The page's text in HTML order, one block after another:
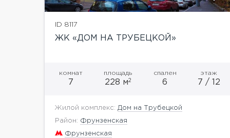
ID 8117
ЖК «ДОМ НА ТРУБЕЦКОЙ»
комнат
7
площадь
228 м2
спален
6
этаж
7 / 12
Жилой комплекс: Дом на Трубецкой
Район: Фрунзенская
Фрунзенская